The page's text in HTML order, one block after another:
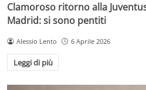
Clamoroso ritorno alla
Madrid: si sono pentiti
Alessio Lento 6 Aprile 2026
Leggi di più